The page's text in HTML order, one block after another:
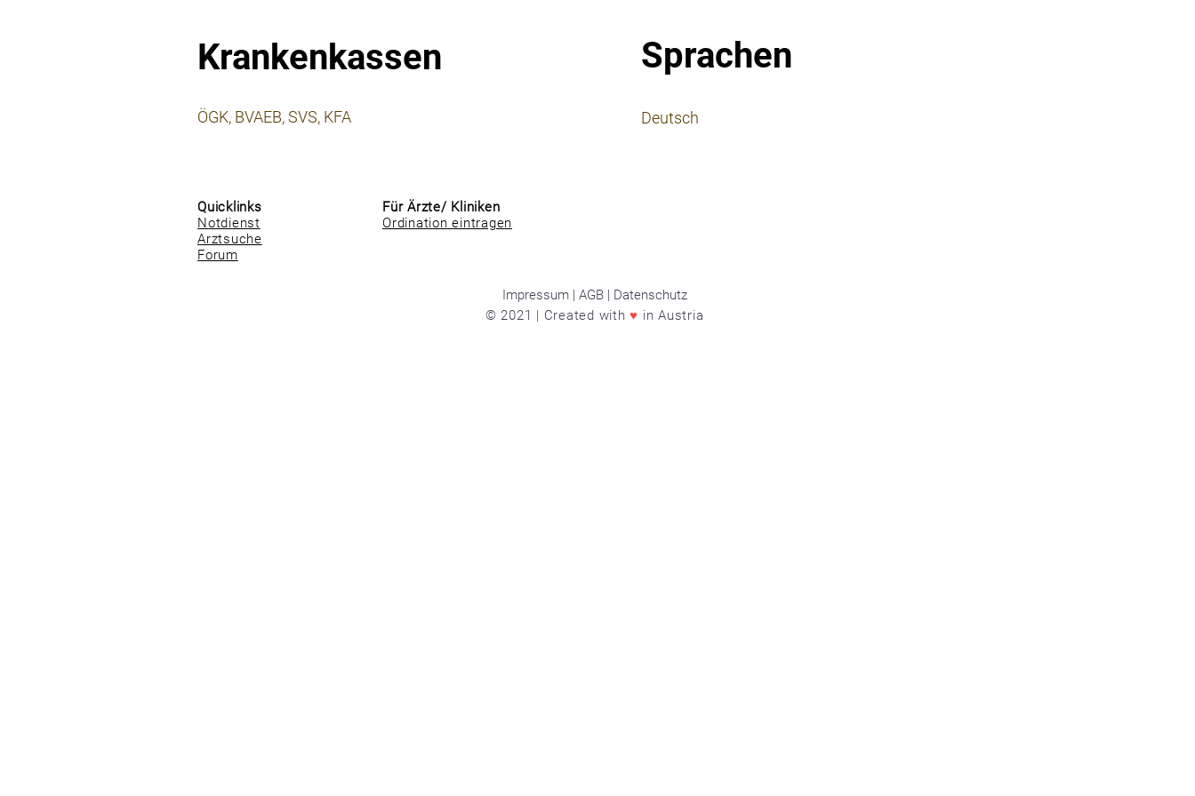
Krankenkassen
ÖGK, BVAEB, SVS, KFA
Sprachen
Deutsch
Quicklinks
Notdienst
Arztsuche
Forum
Für Ärzte/ Kliniken
Ordination eintragen
Impressum | AGB | Datenschutz
© 2021 | Created with♥ in Austria